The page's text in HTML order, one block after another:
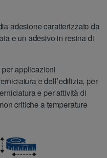
adesione caratterizzato da
e un adesivo in resina di
applicazioni
e dell’edilizia, per
e per attività di
critiche a temperature